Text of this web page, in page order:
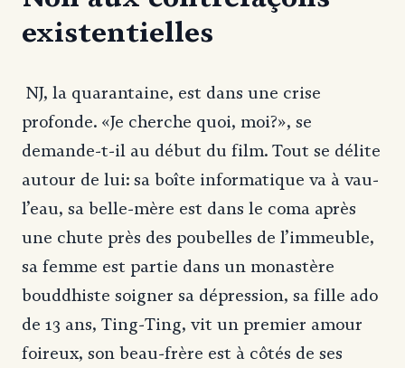
existentielles
NJ, la quarantaine, est dans une crise
profonde. «Je cherche quoi, moi?», se
demande-t-il au début du film. Tout se délite
autour de lui: sa boîte informatique va à vau-
l’eau, sa belle-mère est dans le coma après
une chute près des poubelles de l’immeuble,
sa femme est partie dans un monastère
bouddhiste soigner sa dépression, sa fille ado
de 13 ans, Ting-Ting, vit un premier amour
foireux, son beau-frère est à côtés de ses